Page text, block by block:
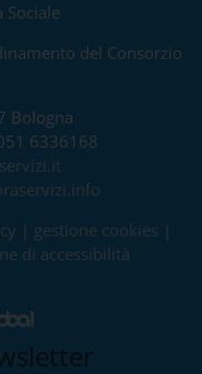
Sociale
del Consorzio
Bologna
6336168
| gestione cookies |
di accessibilità